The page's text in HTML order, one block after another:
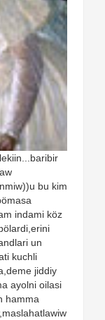
bu kim
indami köz
un
kuchli
jiddiy
ayolni oilasi
hamma